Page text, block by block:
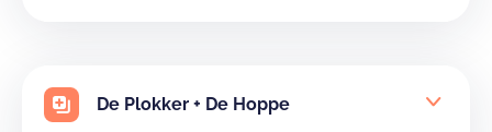
De Plokker + De Hoppe